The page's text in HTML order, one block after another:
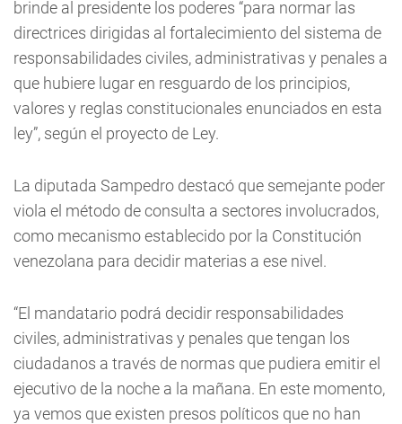
brinde al presidente los poderes “para normar las
directrices dirigidas al fortalecimiento del sistema de
responsabilidades civiles, administrativas y penales a
que hubiere lugar en resguardo de los principios,
valores y reglas constitucionales enunciados en esta
ley”, según el proyecto de Ley.
La diputada Sampedro destacó que semejante poder
viola el método de consulta a sectores involucrados,
como mecanismo establecido por la Constitución
venezolana para decidir materias a ese nivel.
“El mandatario podrá decidir responsabilidades
civiles, administrativas y penales que tengan los
ciudadanos a través de normas que pudiera emitir el
ejecutivo de la noche a la mañana. En este momento,
ya vemos que existen presos políticos que no han